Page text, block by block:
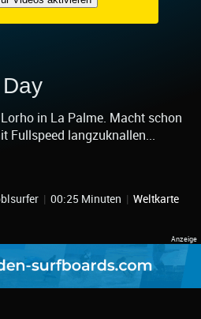
in La Palme. Macht schon
Fullspeed langzuknallen...
| 00:25 Minuten | Weltkarte